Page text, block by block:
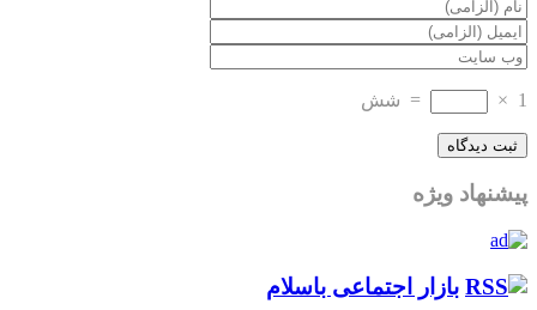
1
×
= شش
پیشنهاد ویژه
بازار اجتماعی باسلام